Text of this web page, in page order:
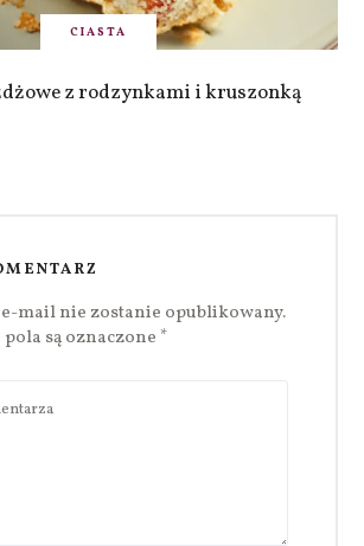
CIASTA
z rodzynkami i kruszonką
mail nie zostanie opublikowany.
są oznaczone *